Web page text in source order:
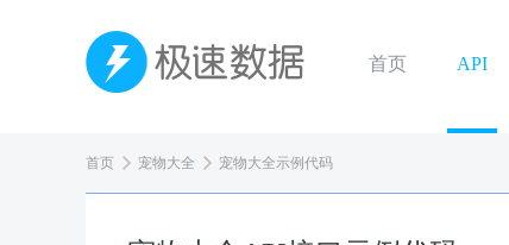
首页 API
首页 宠物大全 宠物大全示例代码